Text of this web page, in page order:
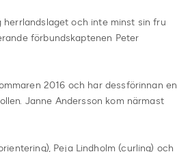
herrlandslaget och inte minst sin fru
förbundskaptenen Peter
2016 och har dessförinnan en
Janne Andersson kom närmast
Peja Lindholm (curling) och